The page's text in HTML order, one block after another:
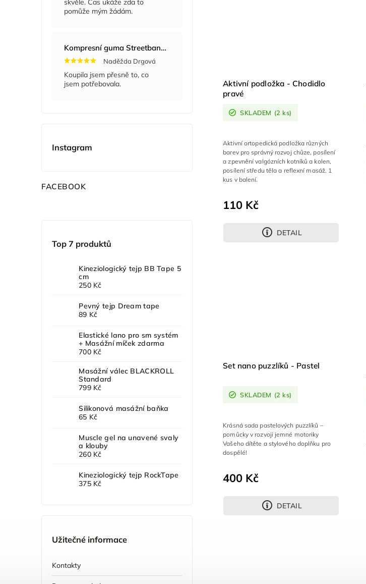
skvěle. Čas ukáže zda to
pomůže mým žádám.
Kompresní guma Streetband 5 cm x 2 m
Naděžda Drgová
Koupila jsem přesně to, co
jsem potřebovala.
Instagram
FACEBOOK
Top 7 produktů
Kineziologický tejp BB Tape 5
cm
250 Kč
Pevný tejp Dream tape
89 Kč
Elastické lano pro sm systém
+ Masážní míček zdarma
700 Kč
Masážní válec BLACKROLL
Standard
799 Kč
Silikonová masážní baňka
65 Kč
Muscle gel na unavené svaly
a klouby
260 Kč
Kineziologický tejp RockTape
375 Kč
Užitečné informace
Kontakty
Aktivní podložka - Chodidlo
pravé
SKLADEM (2 ks)
110 Kč
DETAIL
Aktivní ortopedická podložka různých
barev pro správný rozvoj chůze, posílení
a zpevnění valgózních kotníků a kolen,
posílení středu těla a reflexní masáž. 1
kus v balení.
Set nano puzzlíků - Pastel
SKLADEM (2 ks)
400 Kč
DETAIL
Krásná sada pastelových puzzlíků –
pomůcky v rozvoji jemné motoriky
Vašeho dítěte a stylového doplňku pro
dospělé!